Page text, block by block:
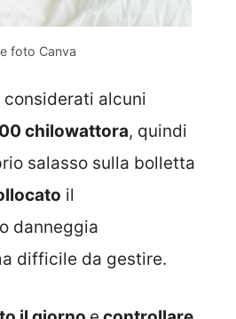
foto Canva
considerati alcuni
chilowattora, quindi
salasso sulla bolletta
il
danneggia
difficile da gestire.